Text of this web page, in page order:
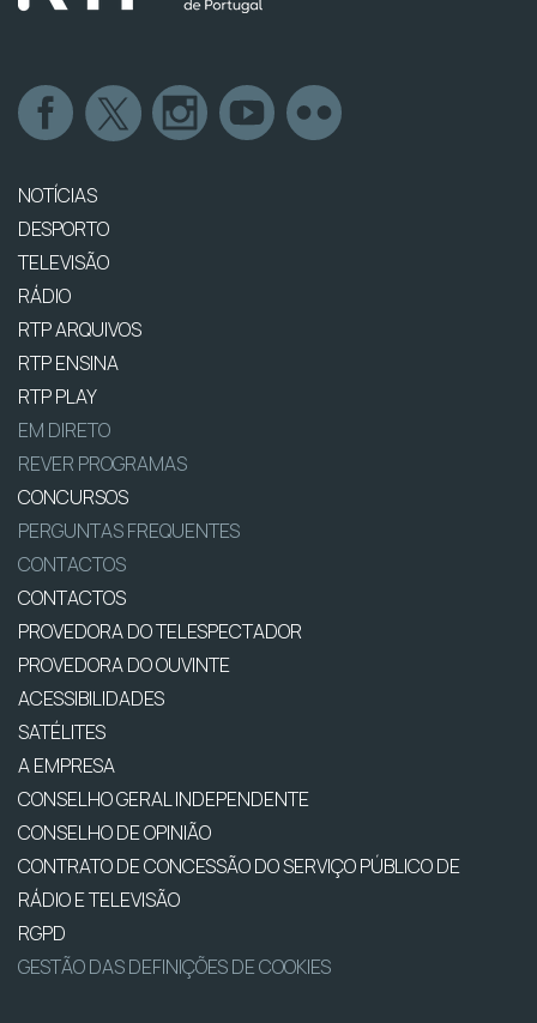
NOTÍCIAS
DESPORTO
TELEVISÃO
RÁDIO
RTP ARQUIVOS
RTP ENSINA
RTP PLAY
EM DIRETO
REVER PROGRAMAS
CONCURSOS
PERGUNTAS FREQUENTES
CONTACTOS
CONTACTOS
PROVEDORA DO TELESPECTADOR
PROVEDORA DO OUVINTE
ACESSIBILIDADES
SATÉLITES
A EMPRESA
CONSELHO GERAL INDEPENDENTE
CONSELHO DE OPINIÃO
CONTRATO DE CONCESSÃO DO SERVIÇO PÚBLICO DE
RÁDIO E TELEVISÃO
RGPD
GESTÃO DAS DEFINIÇÕES DE COOKIES